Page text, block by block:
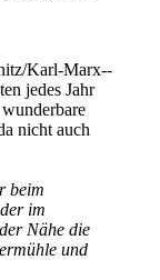
­Karl-­Marx-­
jedes Jahr
nicht auch
beim
im
Nähe die
und